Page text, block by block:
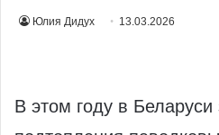
Юлия Дидух 13.03.2026
В этом году в